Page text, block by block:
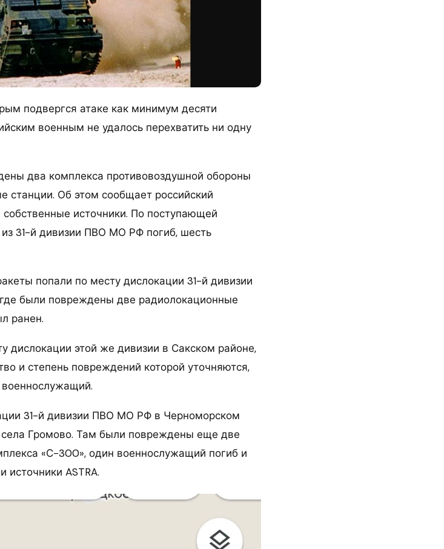
подвергся атаке как минимум десяти
военным не удалось перехватить ни одну
два комплекса противовоздушной обороны
станции. Об этом сообщает российский
источники. По поступающей
31-й дивизии ПВО МО РФ погиб, шесть
попали по месту дислокации 31-й дивизии
были повреждены две радиолокационные
ранен.
дислокации этой же дивизии в Сакском районе,
и степень повреждений которой уточняются,
31-й дивизии ПВО МО РФ в Черноморском
села Громово. Там были повреждены еще две
«С-300», один военнослужащий погиб и
источники ASTRA.